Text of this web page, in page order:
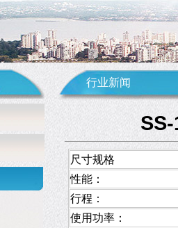
行业新闻
尺寸规格
性能：
行程：
使用功率：